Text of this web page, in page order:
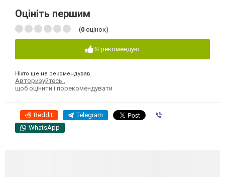
Оцініть першим
(0 оцінок)
Я рекомендую
Ніхто ще не рекомендував
Авторизуйтесь ,
щоб оцінити і порекомендувати
Reddit Telegram
WhatsApp